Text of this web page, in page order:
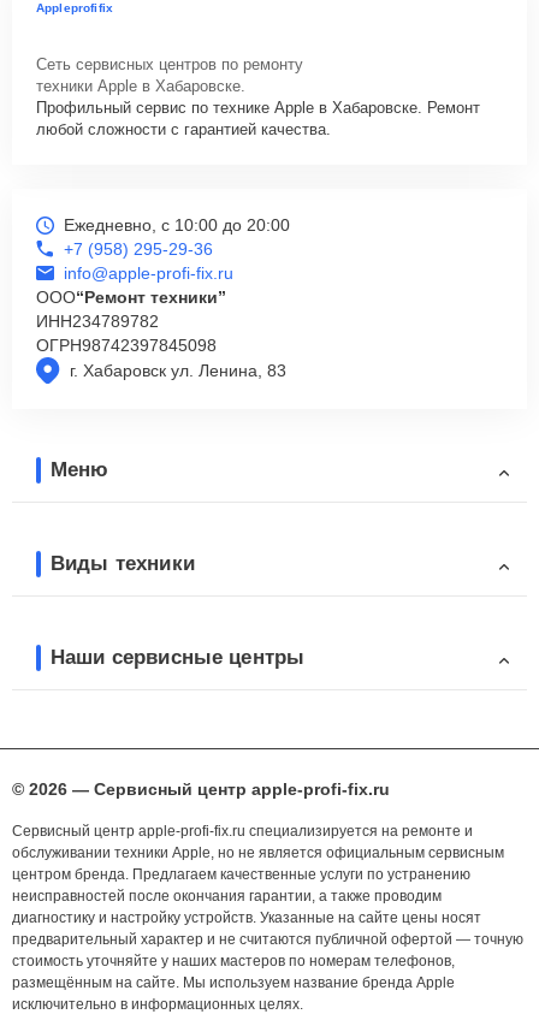
Appleprofifix
Сеть сервисных центров по ремонту
техники Apple в Хабаровске.
Профильный сервис по технике Apple в Хабаровске. Ремонт
любой сложности с гарантией качества.
г. Хабаровск ул. Ленина, 83
Ежедневно, с 10:00 до 20:00
+7 (958) 295-29-36
info@apple-profi-fix.ru
ООО“Ремонт техники”
ИНН234789782
ОГРН98742397845098
Меню
Виды техники
Наши сервисные центры
© 2026 — Сервисный центр apple-profi-fix.ru
Сервисный центр apple-profi-fix.ru специализируется на ремонте и
обслуживании техники Apple, но не является официальным сервисным
центром бренда. Предлагаем качественные услуги по устранению
неисправностей после окончания гарантии, а также проводим
диагностику и настройку устройств. Указанные на сайте цены носят
предварительный характер и не считаются публичной офертой — точную
стоимость уточняйте у наших мастеров по номерам телефонов,
размещённым на сайте. Мы используем название бренда Apple
исключительно в информационных целях.